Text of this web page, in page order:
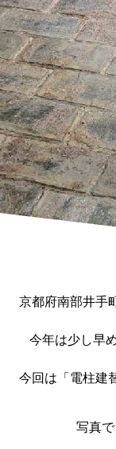
京都府南部井手
今年は少し早
今回は「電柱建
写真